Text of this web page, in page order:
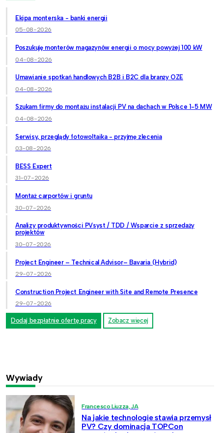
Ekipa monterska - banki energii
05-08-2026
Poszukuję monterów magazynów energii o mocy powyżej 100 kW
04-08-2026
Umawianie spotkań handlowych B2B i B2C dla branży OZE
04-08-2026
Szukam firmy do montażu instalacji PV na dachach w Polsce 1-5 MW
04-08-2026
Serwisy, przeglądy fotowoltaika - przyjmę zlecenia
03-08-2026
BESS Expert
31-07-2026
Montaż carportów i gruntu
30-07-2026
Analizy produktywności PVsyst / TDD / Wsparcie z sprzedaży
projektów
30-07-2026
Project Engineer – Technical Advisor– Bavaria (Hybrid)
29-07-2026
Construction Project Engineer with Site and Remote Presence
29-07-2026
Dodaj bezpłatnie ofertę pracy Zobacz więcej
Wywiady
Francesco Liuzza, JA
Na jakie technologie stawia przemysł
PV? Czy dominacja TOPCon